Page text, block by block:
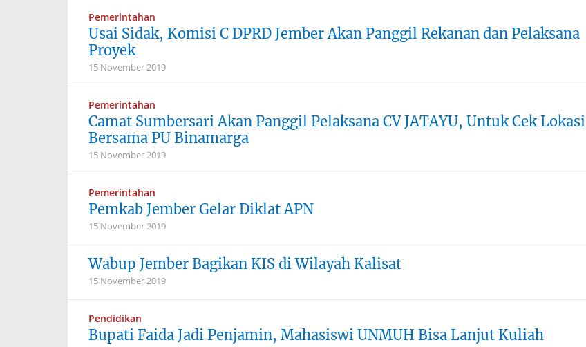
Pemerintahan
Usai Sidak, Komisi C DPRD Jember Akan Panggil Rekanan dan Pelaksana
Proyek
15 November 2019
Pemerintahan
Camat Sumbersari Akan Panggil Pelaksana CV JATAYU, Untuk Cek Lokasi
Bersama PU Binamarga
15 November 2019
Pemerintahan
Pemkab Jember Gelar Diklat APN
15 November 2019
Wabup Jember Bagikan KIS di Wilayah Kalisat
15 November 2019
Pendidikan
Bupati Faida Jadi Penjamin, Mahasiswi UNMUH Bisa Lanjut Kuliah